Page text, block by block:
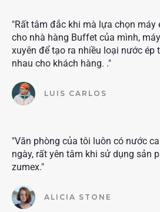
"Rất tâm đắc khi mà lựa chọn
cho nhà hàng Buffet của mình,
xuyên để tạo ra nhiều loại nước ép
nhau cho khách hàng. ."
LUIS CARLOS
"Văn phòng của tôi luôn có nước
ngày, rất yên tâm khi sử dụng sản
zumex."
ALICIA STONE